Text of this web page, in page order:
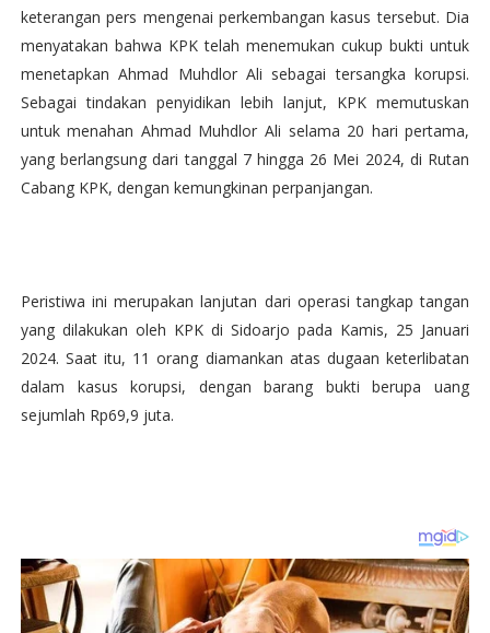
keterangan pers mengenai perkembangan kasus tersebut. Dia
menyatakan bahwa KPK telah menemukan cukup bukti untuk
menetapkan Ahmad Muhdlor Ali sebagai tersangka korupsi.
Sebagai tindakan penyidikan lebih lanjut, KPK memutuskan
untuk menahan Ahmad Muhdlor Ali selama 20 hari pertama,
yang berlangsung dari tanggal 7 hingga 26 Mei 2024, di Rutan
Cabang KPK, dengan kemungkinan perpanjangan.
Peristiwa ini merupakan lanjutan dari operasi tangkap tangan
yang dilakukan oleh KPK di Sidoarjo pada Kamis, 25 Januari
2024. Saat itu, 11 orang diamankan atas dugaan keterlibatan
dalam kasus korupsi, dengan barang bukti berupa uang
sejumlah Rp69,9 juta.